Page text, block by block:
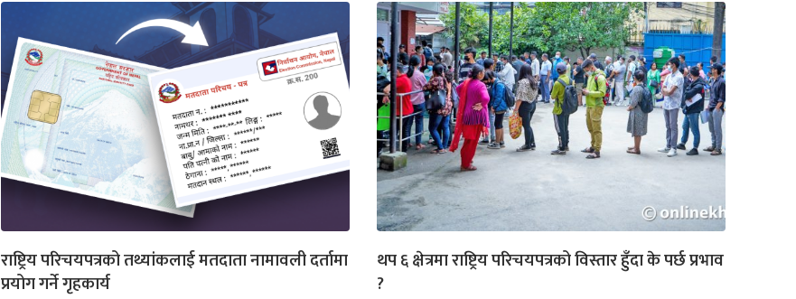
राष्ट्रिय परिचयपत्रको तथ्यांकलाई मतदाता नामावली दर्तामा
प्रयोग गर्ने गृहकार्य
थप ६ क्षेत्रमा राष्ट्रिय परिचयपत्रको विस्तार हुँदा के पर्छ प्रभाव
?